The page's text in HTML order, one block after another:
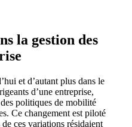
la gestion des
et d’autant plus dans le
d’une entreprise,
politiques de mobilité
Ce changement est piloté
ces variations résidaient